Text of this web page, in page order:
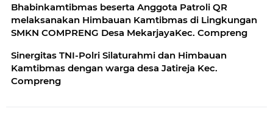
Bhabinkamtibmas beserta Anggota Patroli QR
melaksanakan Himbauan Kamtibmas di Lingkungan
SMKN COMPRENG Desa MekarjayaKec. Compreng
Sinergitas TNI-Polri Silaturahmi dan Himbauan
Kamtibmas dengan warga desa Jatireja Kec.
Compreng